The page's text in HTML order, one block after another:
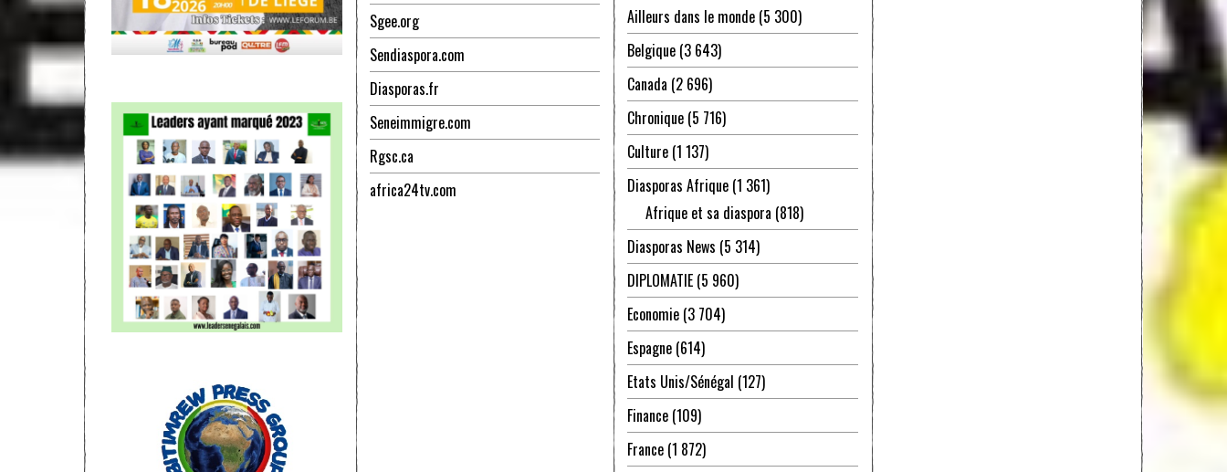
Sgee.org
Sendiaspora.com
Diasporas.fr
Seneimmigre.com
Rgsc.ca
africa24tv.com
Ailleurs dans le monde (5 300)
Belgique (3 643)
Canada (2 696)
Chronique (5 716)
Culture (1 137)
Diasporas Afrique (1 361)
Afrique et sa diaspora (818)
Diasporas News (5 314)
DIPLOMATIE (5 960)
Economie (3 704)
Espagne (614)
Etats Unis/Sénégal (127)
Finance (109)
France (1 872)